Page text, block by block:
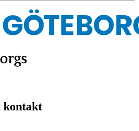
kontakt